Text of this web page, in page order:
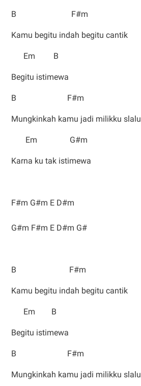
B F#m
Kamu begitu indah begitu cantik
Em B
Begitu istimewa
B F#m
Mungkinkah kamu jadi milikku slalu
Em G#m
Karna ku tak istimewa
F#m G#m E D#m
G#m F#m E D#m G#
B F#m
Kamu begitu indah begitu cantik
Em B
Begitu istimewa
B F#m
Mungkinkah kamu jadi milikku slalu